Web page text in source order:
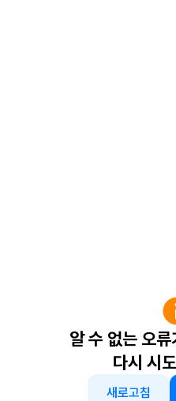
알 수 없는 오
다시 시
새로고침